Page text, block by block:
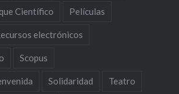
Científico Películas
electrónicos
Scopus
Solidaridad Teatro